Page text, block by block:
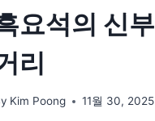
요석의 신
리
Kim Poong 11월 30, 2025